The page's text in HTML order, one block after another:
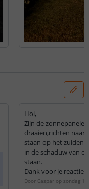
Hoi,
Zijn de
draaien,richten naar
staan op het zuiden
in de schaduw van
staan.
Dank voor je reactie.
Door Caspar op zondag